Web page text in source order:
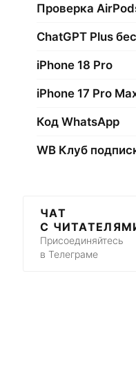
Проверка
ChatGPT Plus
iPhone 18 Pro
iPhone 17 Pro
Код WhatsApp
WB Клуб
ЧАТ
С
Присоединяйтесь
в Телеграме